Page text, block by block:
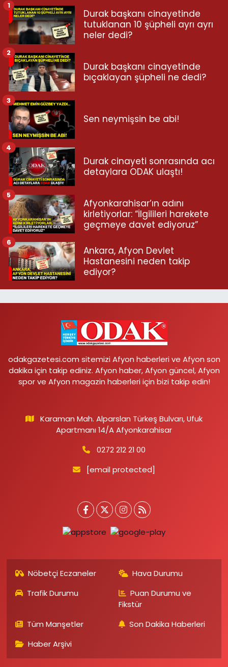
Durak başkanı cinayetinde
tutuklanan 10 şüpheli ayrı ayrı
neler dedi?
1
Durak başkanı cinayetinde
bıçaklayan şüpheli ne dedi?
2
Sen neymişsin be abi!
3
Durak cinayeti sonrasında acı
detaylara ODAK ulaştı!
4
Afyonkarahisar’ın adını
kirletiyorlar: “İlgilileri harekete
geçmeye davet ediyoruz”
5
Ankara, Afyon Devlet
Hastanesini neden takip
ediyor?
6
odakgazetesi.com sitemizi Afyon haberleri ve Afyon son
dakika için takip ediniz. Afyon haber, Afyon güncel, Afyon
spor ve Afyon magazin haberleri için bizi takip edin!
Karaman Mah. Alparslan Türkeş Bulvarı, Ufuk
Apartmanı 14/A Afyonkarahisar
0272 212 21 00
[email protected]
Nöbetçi Eczaneler
Hava Durumu
Trafik Durumu
Puan Durumu ve
Fikstür
Tüm Manşetler
Son Dakika Haberleri
Haber Arşivi